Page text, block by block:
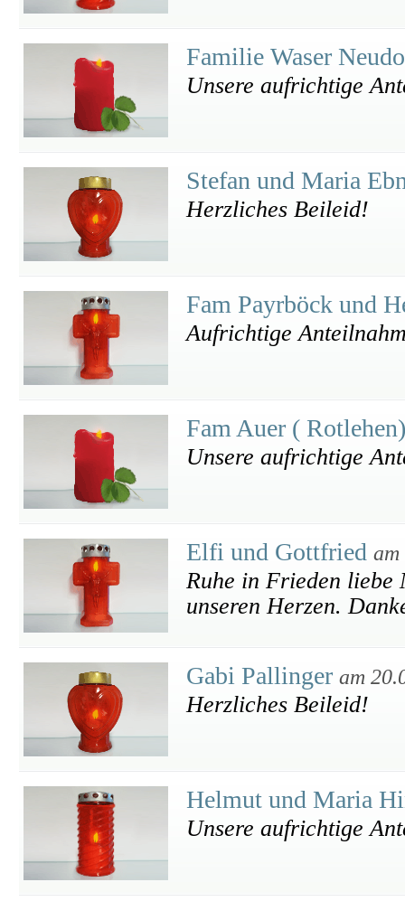
Familie Waser
Unsere aufrichtige
Stefan und Maria
Herzliches Beileid!
Fam Payrböck und
Aufrichtige
Fam Auer (
Unsere aufrichtige
Elfi und Gottfried am
Ruhe in Frieden liebe
unseren Herzen.
Gabi Pallinger am
Herzliches Beileid!
Helmut und Maria
Unsere aufrichtige